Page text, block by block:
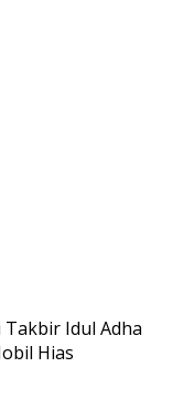
Takbir Idul Adha
Hias